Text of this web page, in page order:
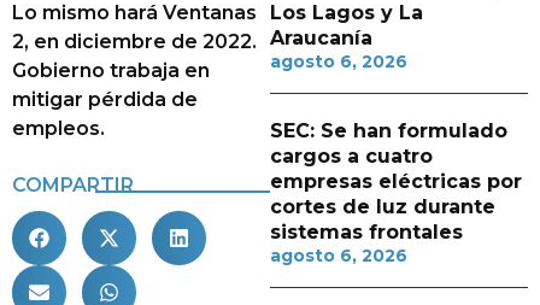
Lo mismo hará Ventanas
2, en diciembre de 2022.
Gobierno trabaja en
mitigar pérdida de
empleos.
COMPARTIR
Los Lagos y La
Araucanía
agosto 6, 2026
SEC: Se han formulado
cargos a cuatro
empresas eléctricas por
cortes de luz durante
sistemas frontales
agosto 6, 2026